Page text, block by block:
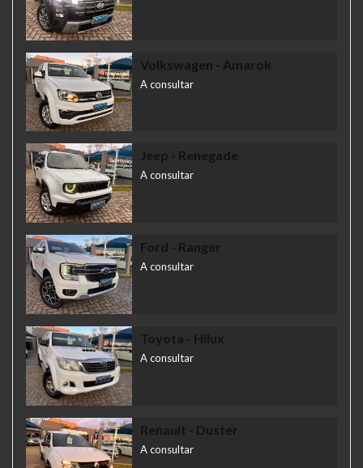
Volkswagen - Amarok
A consultar
Jeep - Renegade
A consultar
Ford - Ranger
A consultar
Toyota - Hilux
A consultar
Renault - Duster
A consultar